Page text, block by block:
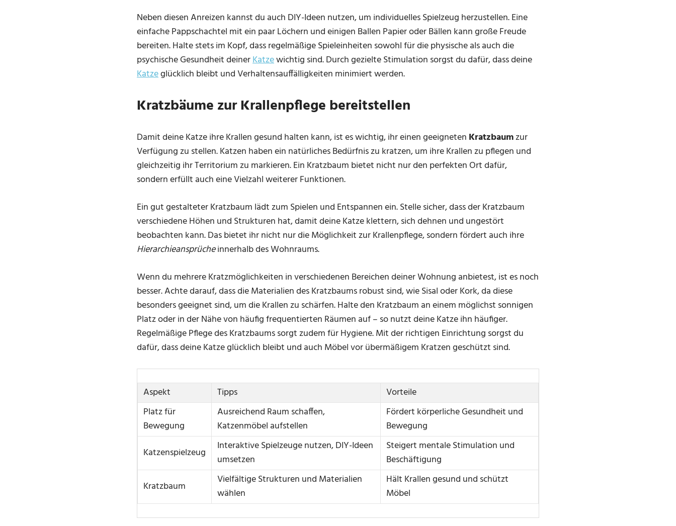
Neben diesen Anreizen kannst du auch DIY-Ideen nutzen, um individuelles Spielzeug herzustellen. Eine
einfache Pappschachtel mit ein paar Löchern und einigen Ballen Papier oder Bällen kann große Freude
bereiten. Halte stets im Kopf, dass regelmäßige Spieleinheiten sowohl für die physische als auch die
psychische Gesundheit deinerKatzewichtig sind. Durch gezielte Stimulation sorgst du dafür, dass deine
Katzeglücklich bleibt und Verhaltensauffälligkeiten minimiert werden.
Kratzbäume zur Krallenpflege bereitstellen
Damit deine Katze ihre Krallen gesund halten kann, ist es wichtig, ihr einen geeigneten Kratzbaumzur
Verfügung zu stellen. Katzen haben ein natürliches Bedürfnis zu kratzen, um ihre Krallen zu pflegen und
gleichzeitig ihr Territorium zu markieren. Ein Kratzbaum bietet nicht nur den perfekten Ort dafür,
sondern erfüllt auch eine Vielzahl weiterer Funktionen.
Ein gut gestalteter Kratzbaum lädt zum Spielen und Entspannen ein. Stelle sicher, dass der Kratzbaum
verschiedene Höhen und Strukturen hat, damit deine Katze klettern, sich dehnen und ungestört
beobachten kann. Das bietet ihr nicht nur die Möglichkeit zur Krallenpflege, sondern fördert auch ihre
Hierarchieansprücheinnerhalb des Wohnraums.
Wenn du mehrere Kratzmöglichkeiten in verschiedenen Bereichen deiner Wohnung anbietest, ist es noch
besser. Achte darauf, dass die Materialien des Kratzbaums robust sind, wie Sisal oder Kork, da diese
besonders geeignet sind, um die Krallen zu schärfen. Halte den Kratzbaum an einem möglichst sonnigen
Platz oder in der Nähe von häufig frequentierten Räumen auf – so nutzt deine Katze ihn häufiger.
Regelmäßige Pflege des Kratzbaums sorgt zudem für Hygiene. Mit der richtigen Einrichtung sorgst du
dafür, dass deine Katze glücklich bleibt und auch Möbel vor übermäßigem Kratzen geschützt sind.
Aspekt Tipps
Vorteile
Platz für
Bewegung
Ausreichend Raum schaffen,
Katzenmöbel aufstellen
Fördert körperliche Gesundheit und
Bewegung
Katzenspielzeug
Interaktive Spielzeuge nutzen, DIY-Ideen
umsetzen
Steigert mentale Stimulation und
Beschäftigung
Kratzbaum
Vielfältige Strukturen und Materialien
wählen
Hält Krallen gesund und schützt
Möbel